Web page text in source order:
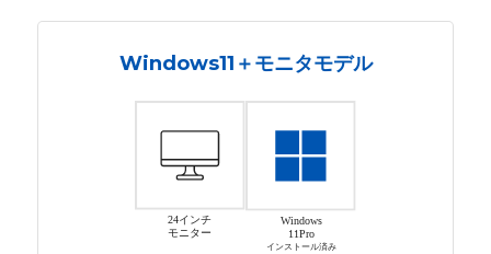
Windows11＋モニタモデル
24インチ
モニター
Windows
11Pro
インストール済み